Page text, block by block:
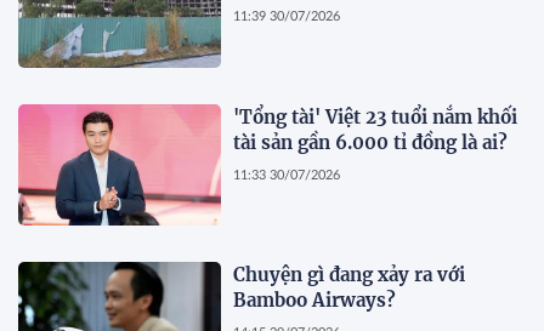
11:39 30/07/2026
'Tổng tài' Việt 23 tuổi nắm khối
tài sản gần 6.000 tỉ đồng là ai?
11:33 30/07/2026
Chuyện gì đang xảy ra với
Bamboo Airways?